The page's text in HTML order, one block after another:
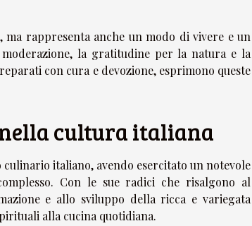
rappresenta anche un modo di vivere e un
la gratitudine per la natura e la
con cura e devozione, esprimono queste
cultura italiana
italiano, avendo esercitato un notevole
Con le sue radici che risalgono al
e allo sviluppo della ricca e variegata
alla cucina quotidiana.